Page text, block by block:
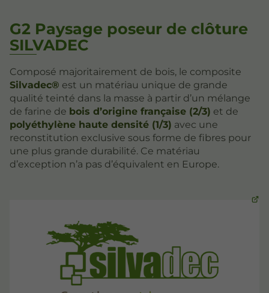
G2 Paysage poseur de clôture
SILVADEC
Composé majoritairement de bois, le composite
Silvadec® est un matériau unique de grande
qualité teinté dans la masse à partir d’un mélange
de farine de bois d’origine française (2/3) et de
polyéthylène haute densité (1/3) avec une
reconstitution exclusive sous forme de fibres pour
une plus grande durabilité. Ce matériau
d’exception n’a pas d’équivalent en Europe.